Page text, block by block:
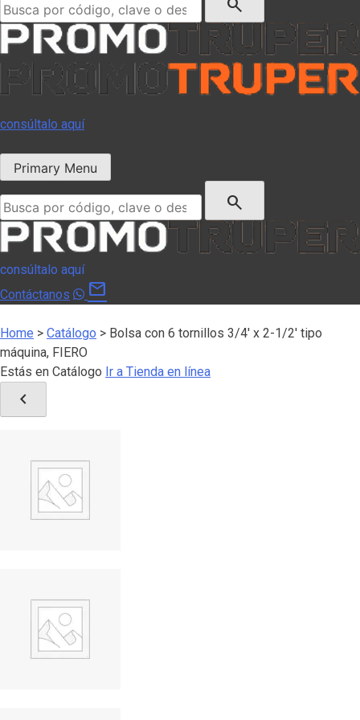
consúltalo aquí
Primary Menu
search
consúltalo aquí
Contáctanos
mail
Home > Catálogo > Bolsa con 6 tornillos 3/4′ x 2-1/2′ tipo
máquina, FIERO
Estás en Catálogo Ir a Tienda en línea
chevron_left